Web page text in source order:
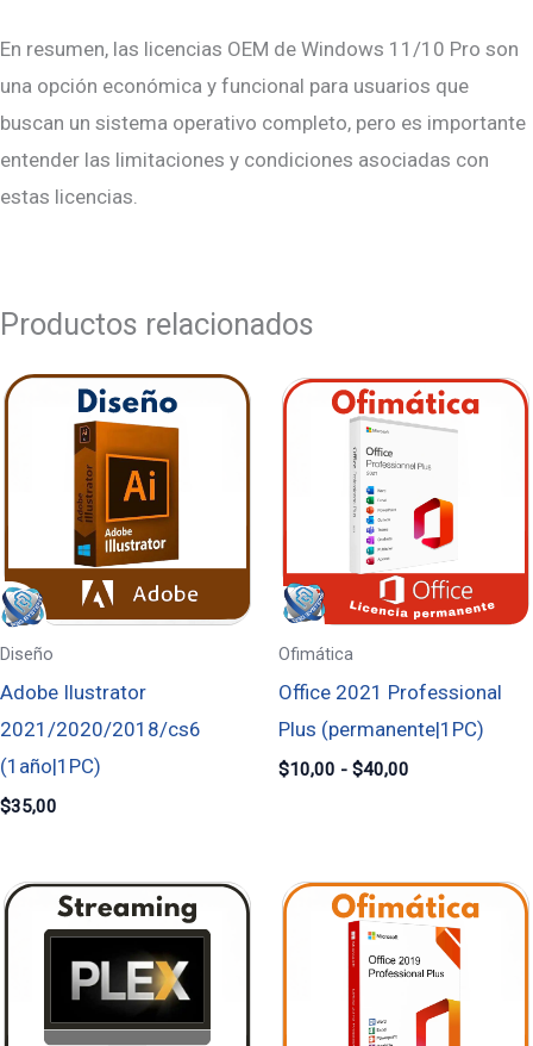
En resumen, las licencias OEM de Windows 11/10 Pro son
una opción económica y funcional para usuarios que
buscan un sistema operativo completo, pero es importante
entender las limitaciones y condiciones asociadas con
estas licencias.
Productos relacionados
Diseño
Adobe Ilustrator
2021/2020/2018/cs6
(1año|1PC)
$35,00
Ofimática
Office 2021 Professional
Plus (permanente|1PC)
$10,00 - $40,00
Rango
de
precios:
$10,00
hasta
$40,00
Rango
de
precios:
desde
$3,50
hasta
$12,40
Rango
de
precios:
desde
$10,00
hasta
$40,00